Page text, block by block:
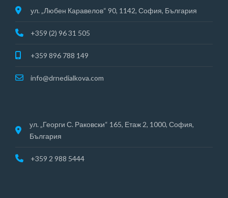
ул. „Любен Каравелов“ 90, 1142, София, България
+359 (2) 96 31 505
+359 896 788 149
info@drnedialkova.com
ул. „Георги С. Раковски“ 165, Етаж 2, 1000, София,
България
+359 2 988 5444